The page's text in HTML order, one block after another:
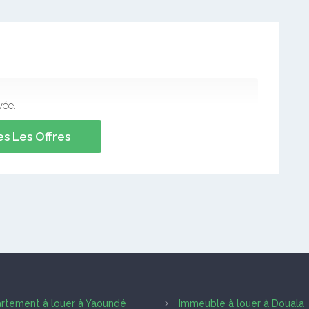
Les Offres
à louer à Yaoundé Immeuble à louer à Douala